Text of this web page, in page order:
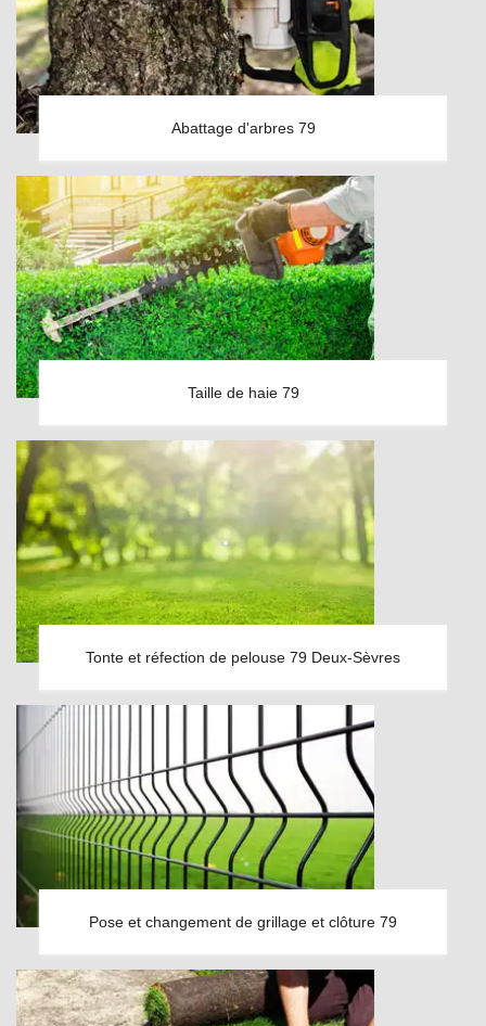
Abattage d'arbres 79
Taille de haie 79
Tonte et réfection de pelouse 79 Deux-Sèvres
Pose et changement de grillage et clôture 79